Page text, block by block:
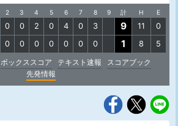
2 3 4 5 6 7 8 9 計 H E
0 0 2 0 4 0 3 9 11
0
0 0 0 0 0 0 0 1 8
5
ボックススコア テキスト速報
スコアブック
先発情報